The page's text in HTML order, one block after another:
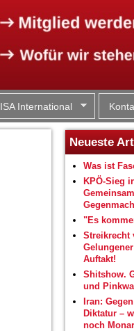
ISA International
Neueste
Was ist
KPÖ-Sieg
"Es
Streikrecht
Auftakt!
Shitshow.
und
Iran:
Diktatur –
noch